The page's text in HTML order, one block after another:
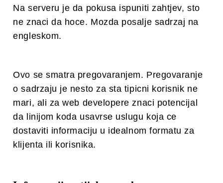
Na serveru je da pokusa ispuniti zahtjev, sto
ne znaci da hoce. Mozda posalje sadrzaj na
engleskom.
Ovo se smatra pregovaranjem. Pregovaranje
o sadrzaju je nesto za sta tipicni korisnik ne
mari, ali za web developere znaci potencijal
da linijom koda usavrse uslugu koja ce
dostaviti informaciju u idealnom formatu za
klijenta ili korisnika.